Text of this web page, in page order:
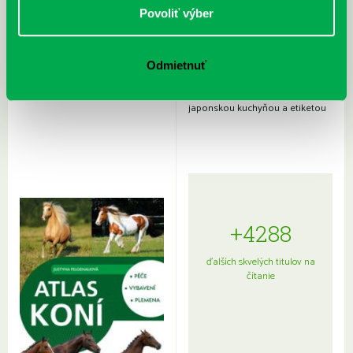
Povoliť výber
Odmietnuť
japonskou kuchyňou a etiketou
+4288
ďalších skvelých titulov na
čítanie